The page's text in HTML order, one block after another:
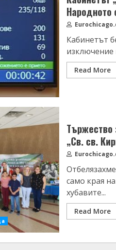
Народното
Кабинетът
изключение
Read More
Тържество
„Св. св.
само края
хубавите...
Read More